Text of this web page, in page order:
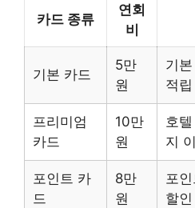
카드 종류
연회
비
기본 카드
5만
원
기
적립
프리미엄
카드
10만
원
호
지
포인트 카
드
8만
원
포
할인